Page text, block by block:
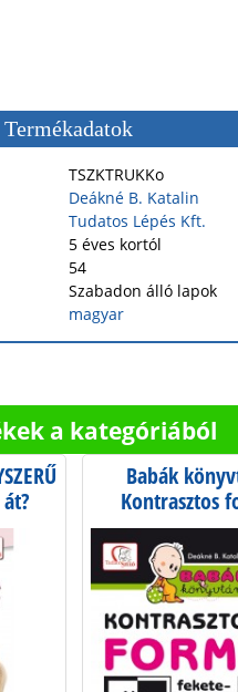
Termékadatok
TSZKTRUKKo
Deákné B. Katalin
Tudatos Lépés Kft.
5 éves kortól
54
Szabadon álló lapok
magyar
a kategóriából
Babák
Kontrasztos
fekete-